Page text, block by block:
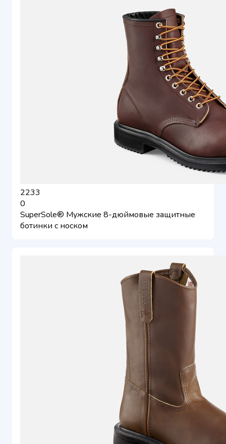
2233
0
SuperSole® Мужские 8-дюймовые защитные
ботинки с носком